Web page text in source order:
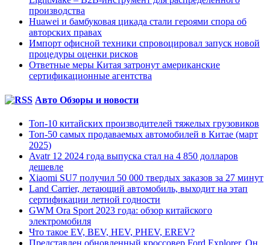
производства
Huawei и бамбуковая цикада стали героями спора об
авторских правах
Импорт офисной техники спровоцировал запуск новой
процедуры оценки рисков
Ответные меры Китая затронут американские
сертификационные агентства
Авто Обзоры и новости
Топ-10 китайских производителей тяжелых грузовиков
Топ-50 самых продаваемых автомобилей в Китае (март
2025)
Avatr 12 2024 года выпуска стал на 4 850 долларов
дешевле
Xiaomi SU7 получил 50 000 твердых заказов за 27 минут
Land Carrier, летающий автомобиль, выходит на этап
сертификации летной годности
GWM Ora Sport 2023 года: обзор китайского
электромобиля
Что такое EV, BEV, HEV, PHEV, EREV?
Представлен обновленный кроссовер Ford Explorer. Он